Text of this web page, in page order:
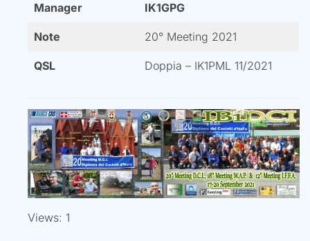
Manager IK1GPG
Note 20° Meeting 2021
QSL Doppia – IK1PML 11/2021
Views: 1